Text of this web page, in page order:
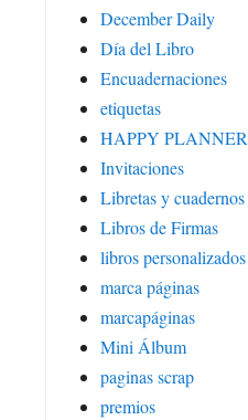
December Daily
Día del Libro
Encuadernaciones
etiquetas
HAPPY PLANNER
Invitaciones
Libretas y cuadernos
Libros de Firmas
libros personalizados
marca páginas
marcapáginas
Mini Álbum
paginas scrap
premios